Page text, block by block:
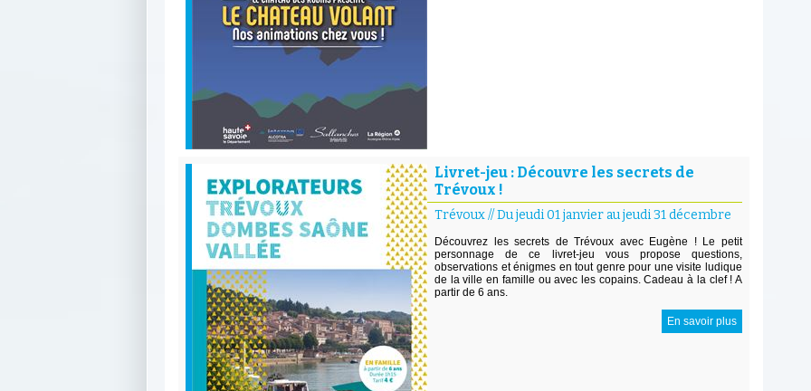
Livret-jeu : Découvre les secrets de
Trévoux !
Trévoux//Du jeudi 01 janvier au jeudi 31 décembre
Découvrez les secrets de Trévoux avec Eugène ! Le petit
personnage de ce livret-jeu vous propose questions,
observations et énigmes en tout genre pour une visite ludique
de la ville en famille ou avec les copains. Cadeau à la clef ! A
partir de 6 ans.
En savoir plus